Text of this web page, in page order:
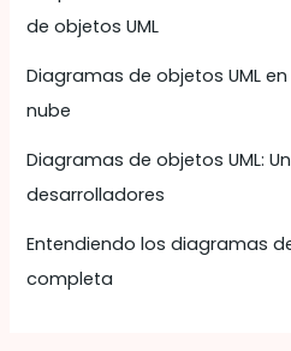
de objetos UML
Diagramas de objetos UML
nube
Diagramas de objetos UML:
desarrolladores
Entendiendo los diagramas
completa